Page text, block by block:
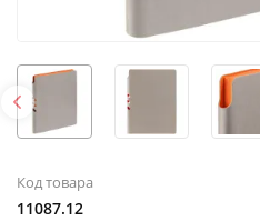
Код товара
11087.12